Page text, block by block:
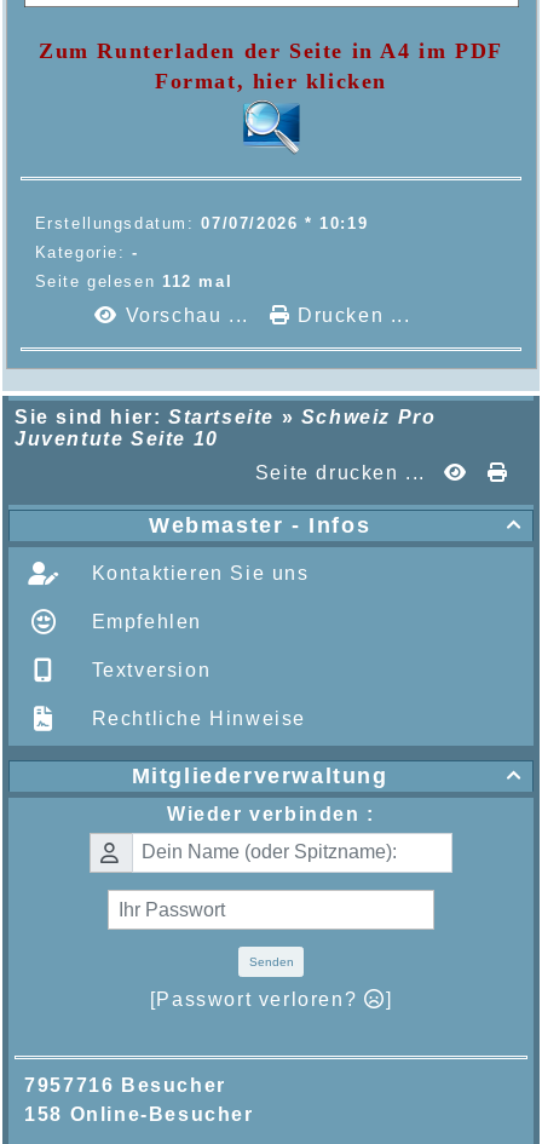
Zum Runterladen der Seite in A4 im PDF
Format, hier klicken
Erstellungsdatum:07/07/2026 * 10:19
Kategorie:-
Seite gelesen 112 mal
Vorschau ... Drucken ...
Sie sind hier: Startseite » Schweiz Pro
Juventute Seite 10
Seite drucken ...

Webmaster - Infos
Kontaktieren Sie uns
Empfehlen
Textversion
Rechtliche Hinweise

Mitgliederverwaltung
Wieder verbinden :
Senden
[Passwort verloren? ]
7957716 Besucher
158 Online-Besucher